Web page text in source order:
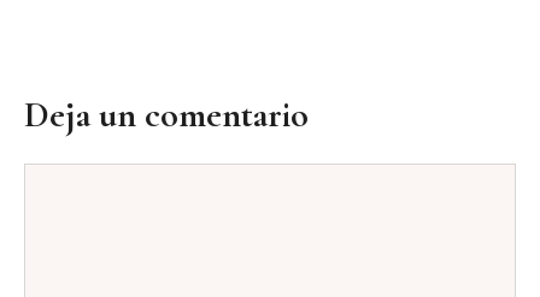
Deja un comentario